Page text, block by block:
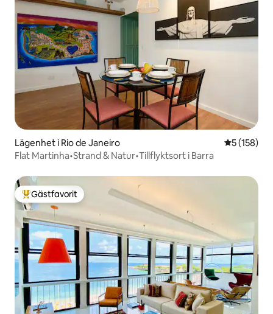
Lägenhet i Rio de Janeiro 5 av 5 i
5 (158)
Flat Martinha•Strand & Natur•Tillflyktsort i Barra
Populär gästfavorit
Gästfavorit